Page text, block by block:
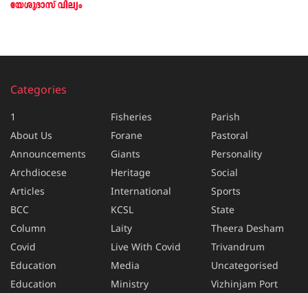
യേശുദാസ് വില്യം
Categories
1
About Us
Announcements
Archdiocese
Articles
BCC
Column
Covid
Education
Education
Fisheries
Forane
Giants
Heritage
International
KCSL
Laity
Live With Covid
Media
Ministry
Parish
Pastoral
Personality
Social
Sports
State
Theera Desham
Trivandrum
Uncategorised
Vizhinjam Port